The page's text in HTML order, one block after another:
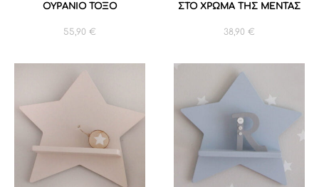
ΟΥΡΑΝΙΟ ΤΟΞΟ
55,90 €
ΣΤΟ ΧΡΩΜΑ ΤΗΣ ΜΕΝΤΑΣ
38,90 €